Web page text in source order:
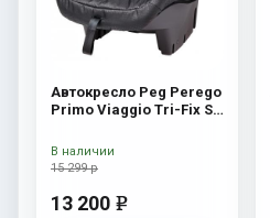
Автокресло Peg Perego
Primo Viaggio Tri-Fix SL
15 299 р
13 200 e
В наличии